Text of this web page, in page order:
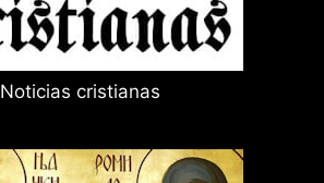
Noticias cristianas